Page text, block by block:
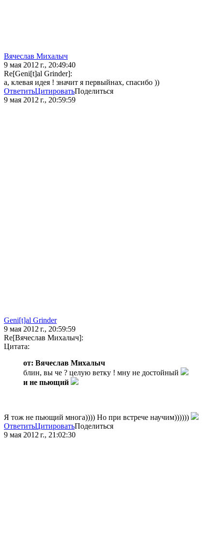
Вячеслав Михалыч
9 мая 2012 г., 20:49:40
Re[Geni[t]al Grinder]:
а, клевая идея ! значит я первыйнах, спасибо ))
ОтветитьЦитироватьПоделиться
9 мая 2012 г., 20:59:59
Geni[t]al Grinder
9 мая 2012 г., 20:59:59
Re[Вячеслав Михалыч]:
Цитата:
от: Вячеслав Михалыч
блин, вы че ? целую ветку ! мну не достойный
и не пьющий
Я тож не пьющий многа)))) Но при встрече научим))))))
ОтветитьЦитироватьПоделиться
9 мая 2012 г., 21:02:30